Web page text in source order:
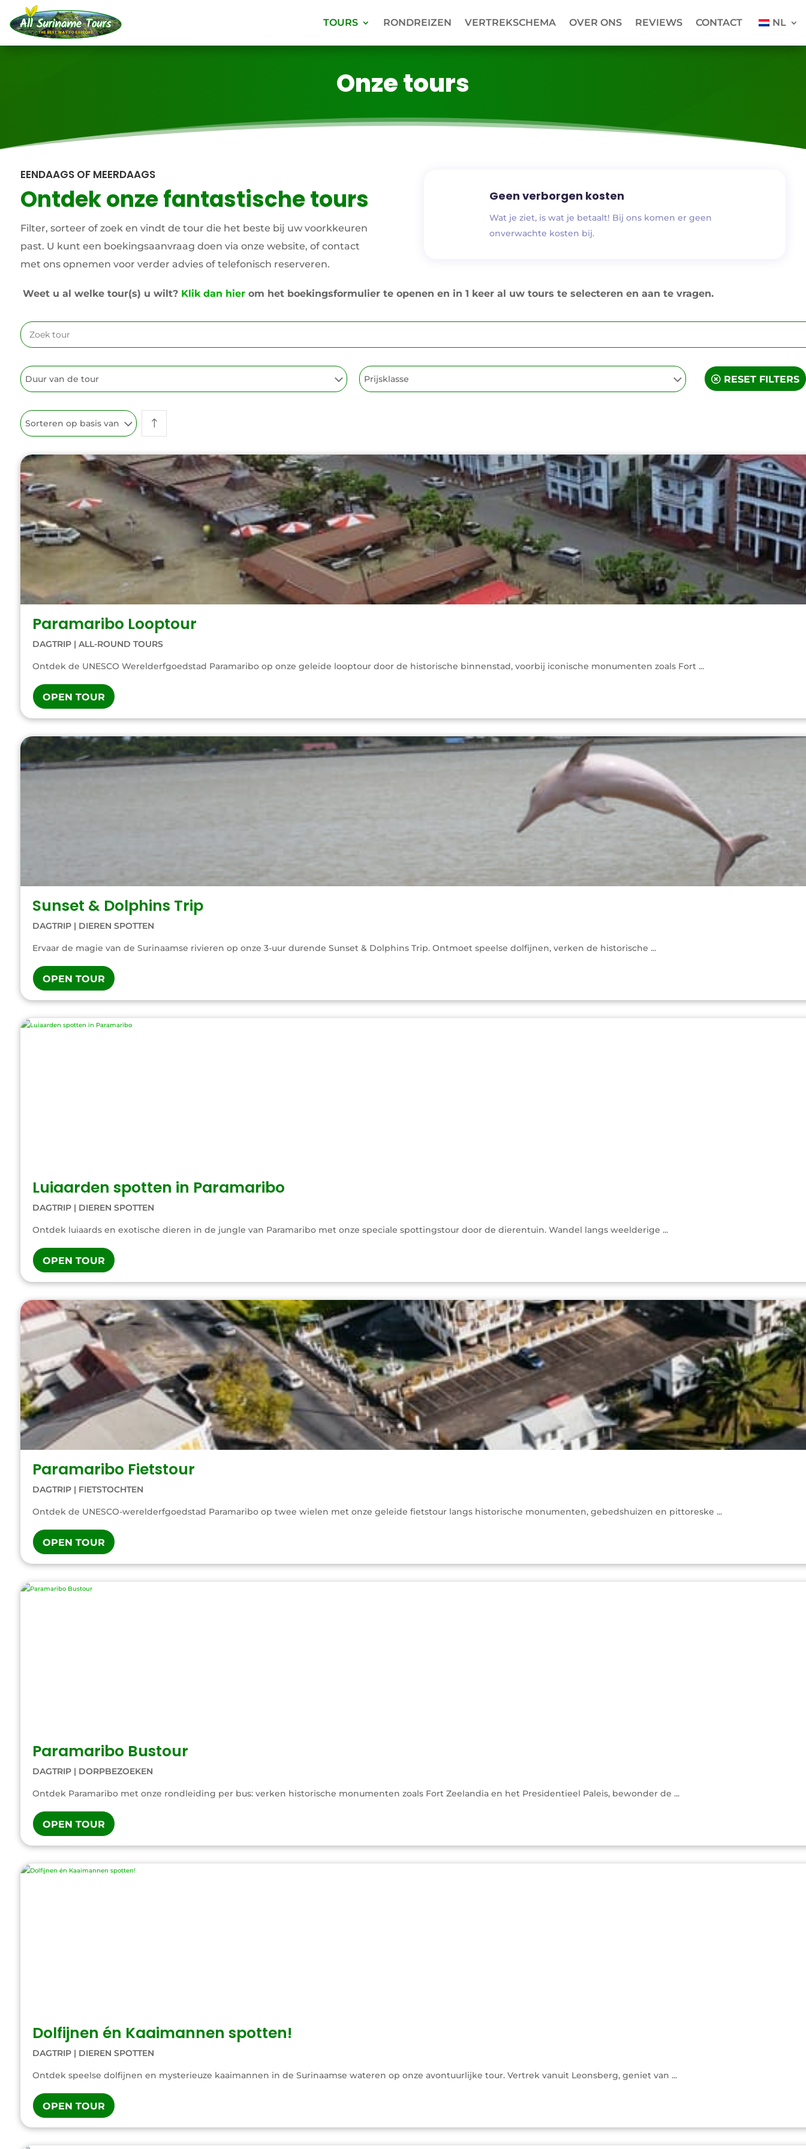
TOURS RONDREIZEN VERTREKSCHEMA OVER ONS REVIEWS CONTACT NL
Onze tours
EENDAAGS OF MEERDAAGS
Ontdek onze fantastische tours
Filter, sorteer of zoek en vindt de tour die het beste bij uw voorkkeuren
past. U kunt een boekingsaanvraag doen via onze website, of contact
met ons opnemen voor verder advies of telefonisch reserveren.
Geen verborgen kosten
Wat je ziet, is wat je betaalt! Bij ons komen er geen
onverwachte kosten bij.
Weet u al welke tour(s) u wilt? Klik dan hierom het boekingsformulier te openen en in 1 keer al uw tours te selecteren en aan te vragen.
Duur van de tour Prijsklasse RESET FILTERS
Sorteren op basis van
Paramaribo Looptour
DAGTRIP| ALL-ROUND TOURS
Ontdek de UNESCO Werelderfgoedstad Paramaribo op onze geleide looptour door de historische binnenstad, voorbij iconische monumenten zoals Fort ...
OPEN TOUR
Sunset & Dolphins Trip
DAGTRIP| DIEREN SPOTTEN
Ervaar de magie van de Surinaamse rivieren op onze 3-uur durende Sunset & Dolphins Trip. Ontmoet speelse dolfijnen, verken de historische ...
OPEN TOUR
Luiaarden spotten in Paramaribo
DAGTRIP| DIEREN SPOTTEN
Ontdek luiaards en exotische dieren in de jungle van Paramaribo met onze speciale spottingstour door de dierentuin. Wandel langs weelderige ...
OPEN TOUR
Paramaribo Fietstour
DAGTRIP| FIETSTOCHTEN
Ontdek de UNESCO-werelderfgoedstad Paramaribo op twee wielen met onze geleide fietstour langs historische monumenten, gebedshuizen en pittoreske ...
OPEN TOUR
Paramaribo Bustour
DAGTRIP| DORPBEZOEKEN
Ontdek Paramaribo met onze rondleiding per bus: verken historische monumenten zoals Fort Zeelandia en het Presidentieel Paleis, bewonder de ...
OPEN TOUR
Dolfijnen én Kaaimannen spotten!
DAGTRIP| DIEREN SPOTTEN
Ontdek speelse dolfijnen en mysterieuze kaaimannen in de Surinaamse wateren op onze avontuurlijke tour. Vertrek vanuit Leonsberg, geniet van ...
OPEN TOUR